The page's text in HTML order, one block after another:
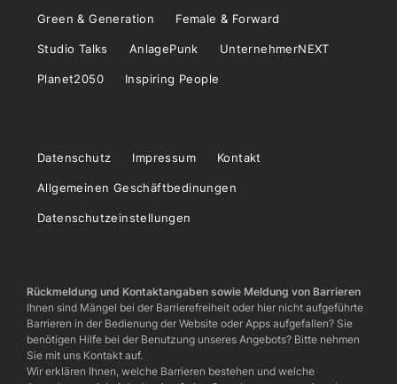
Green & Generation Female & Forward
Studio Talks AnlagePunk UnternehmerNEXT
Planet2050 Inspiring People
Datenschutz Impressum Kontakt
Allgemeinen Geschäftbedinungen
Datenschutzeinstellungen
Rückmeldung und Kontaktangaben sowie Meldung von Barrieren
Ihnen sind Mängel bei der Barrierefreiheit oder hier nicht aufgeführte
Barrieren in der Bedienung der Website oder Apps aufgefallen? Sie
benötigen Hilfe bei der Benutzung unseres Angebots? Bitte nehmen
Sie mit uns Kontakt auf.
Wir erklären Ihnen, welche Barrieren bestehen und welche